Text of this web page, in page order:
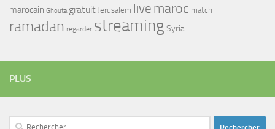
marocain Ghouta gratuit Jerusalem live maroc match
ramadan regarder streamingSyria
PLUS
Rechercher :